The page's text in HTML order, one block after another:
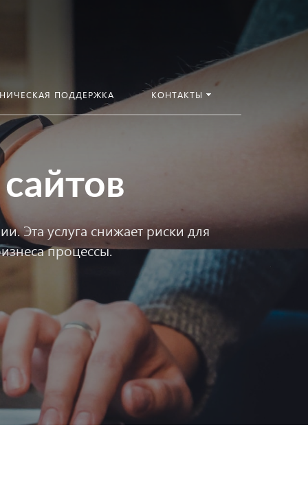
ПОДДЕРЖКА КОНТАКТЫ
Эта услуга снижает риски для
процессы.